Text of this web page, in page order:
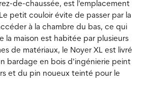
de-chaussée, est l'emplacement
petit couloir évite de passer par la
à la chambre du bas, ce qui
la maison est habitée par plusieurs
de matériaux, le Noyer XL est livré
bardage en bois d'ingénierie peint
et du pin noueux teinté pour le